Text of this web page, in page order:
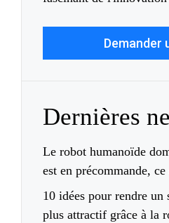
Demander
Dernières
Le robot humanoïde
est en précommande,
10 idées pour rendre un
plus attractif grâce à la